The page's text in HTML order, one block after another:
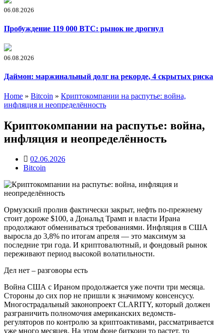
06.08.2026
Пробуждение 119 000 BTC: рынок не дрогнул
06.08.2026
Даймон: маржинальный долг на рекорде, 4 скрытых риска
Home » Bitcoin » Криптокомпании на распутье: война,
инфляция и неопределённость
Криптокомпании на распутье: война,
инфляция и неопределённость
02.06.2026
Bitcoin
Ормузский пролив фактически закрыт, нефть по-прежнему
стоит дороже $100, а Дональд Трамп и власти Ирана
продолжают обмениваться требованиями. Инфляция в США
выросла до 3,8% по итогам апреля — это максимум за
последние три года. И криптовалютный, и фондовый рынок
переживают период высокой волатильности.
Дел нет – разговоры есть
Война США с Ираном продолжается уже почти три месяца.
Стороны до сих пор не пришли к значимому консенсусу.
Многострадальный законопроект CLARITY, который должен
разграничить полномочия американских ведомств-
регуляторов по контролю за криптоактивами, рассматривается
уже много месяцев. На этом фоне биткоин то растет, то